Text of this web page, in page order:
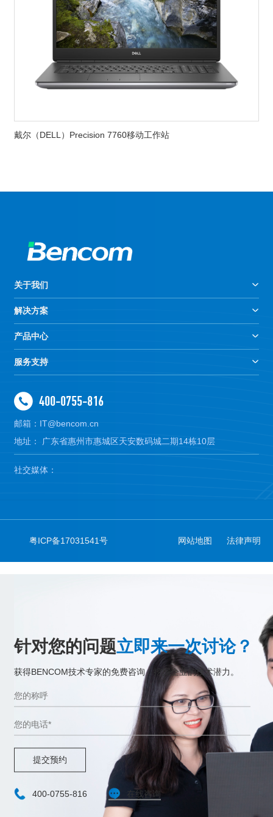
戴尔（DELL）Precision 7760移动工作站
关于我们
解决方案
产品中心
服务支持
400-0755-816
邮箱：IT@bencom.cn
地址： 广东省惠州市惠城区天安数码城二期14栋10层
社交媒体：
粤ICP备17031541号 网站地图 法律声明
针对您的问题立即来一次讨论？
获得BENCOM技术专家的免费咨询，挖掘企业的技术潜力。
提交预约
400-0755-816 在线咨询